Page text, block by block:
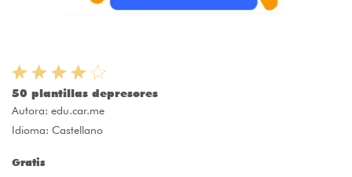
50 plantillas depresores
Autora: edu.car.me
Idioma: Castellano
Gratis